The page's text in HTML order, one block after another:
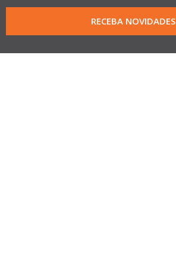
RECEBA NOVIDADES